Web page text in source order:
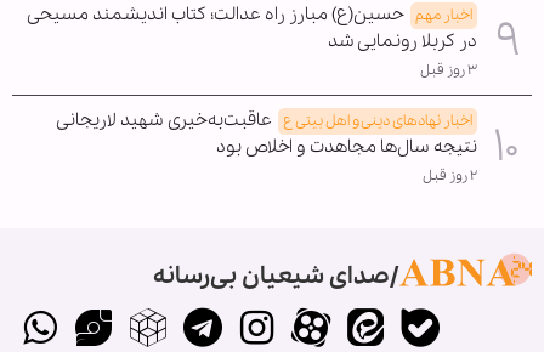
اخبار مهم حسین(ع) مبارز راه عدالت؛ کتاب اندیشمند مسیحی
در کربلا رونمایی شد
۳ روز قبل
اخبار نهادهای دینی و اهل بیتی ع عاقبت‌به‌خیری شهید لاریجانی
نتیجه سال‌ها مجاهدت و اخلاص بود
۲ روز قبل
صدای شیعیان بی‌رسانه